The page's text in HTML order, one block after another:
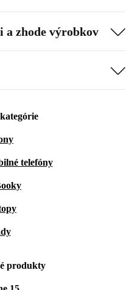
a zhode výrobkov
telefóny
produkty